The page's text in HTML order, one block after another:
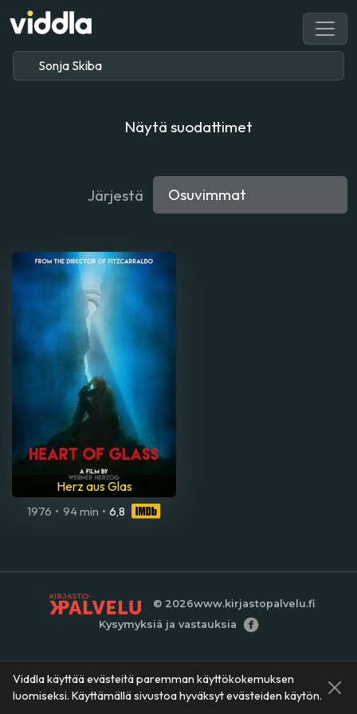
Näytä suodattimet
Järjestä
Herz aus Glas
1976 • 94 min • 6,8
© 2026www.kirjastopalvelu.fi
Kysymyksiä ja vastauksia
Viddla käyttää evästeitä paremman käyttökokemuksen
luomiseksi. Käyttämällä sivustoa hyväksyt evästeiden käytön.